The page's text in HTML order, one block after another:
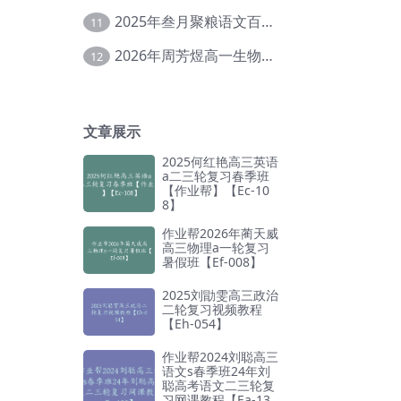
11 2025年叁月聚粮语文百日冲刺｜荡平玄学诅咒【Ea-001】
12 2026年周芳煜高一生物上学期网课教程【Ee-056】
文章展示
2025何红艳高三英语
a二三轮复习春季班
【作业帮】【Ec-10
8】
作业帮2026年蔺天威
高三物理a一轮复习
暑假班【Ef-008】
2025刘勖雯高三政治
二轮复习视频教程
【Eh-054】
作业帮2024刘聪高三
语文s春季班24年刘
聪高考语文二三轮复